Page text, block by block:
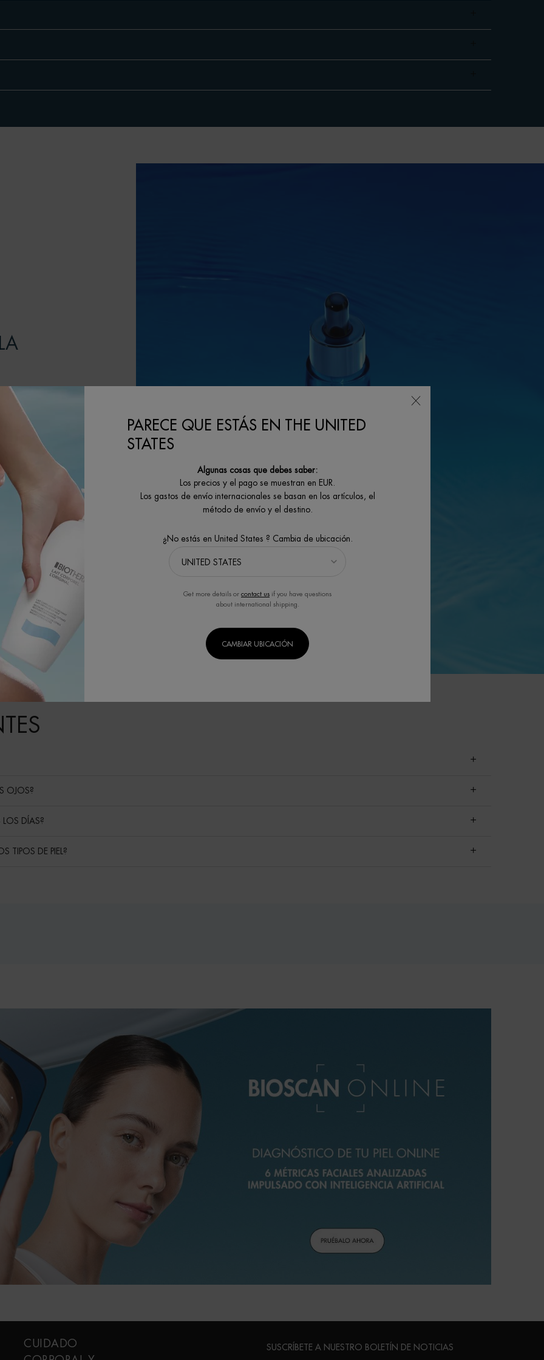
a nuestros
dedicadas a la
el objetivo de
y minimizar
OJOS?
LOS DÍAS?
TIPOS DE PIEL?
CUIDADO
SUSCRÍBETE A NUESTRO BOLETÍN DE NOTICIAS
PARECE QUE ESTÁS EN THE UNITED
STATES
Algunas cosas que debes saber:
Los precios y el pago se muestran en EUR.
Los gastos de envío internacionales se basan en los artículos, el
método de envío y el destino.
¿No estás en United States ? Cambia de ubicación.
Get more details or contact us if you have questions
about international shipping.
CAMBIAR UBICACIÓN